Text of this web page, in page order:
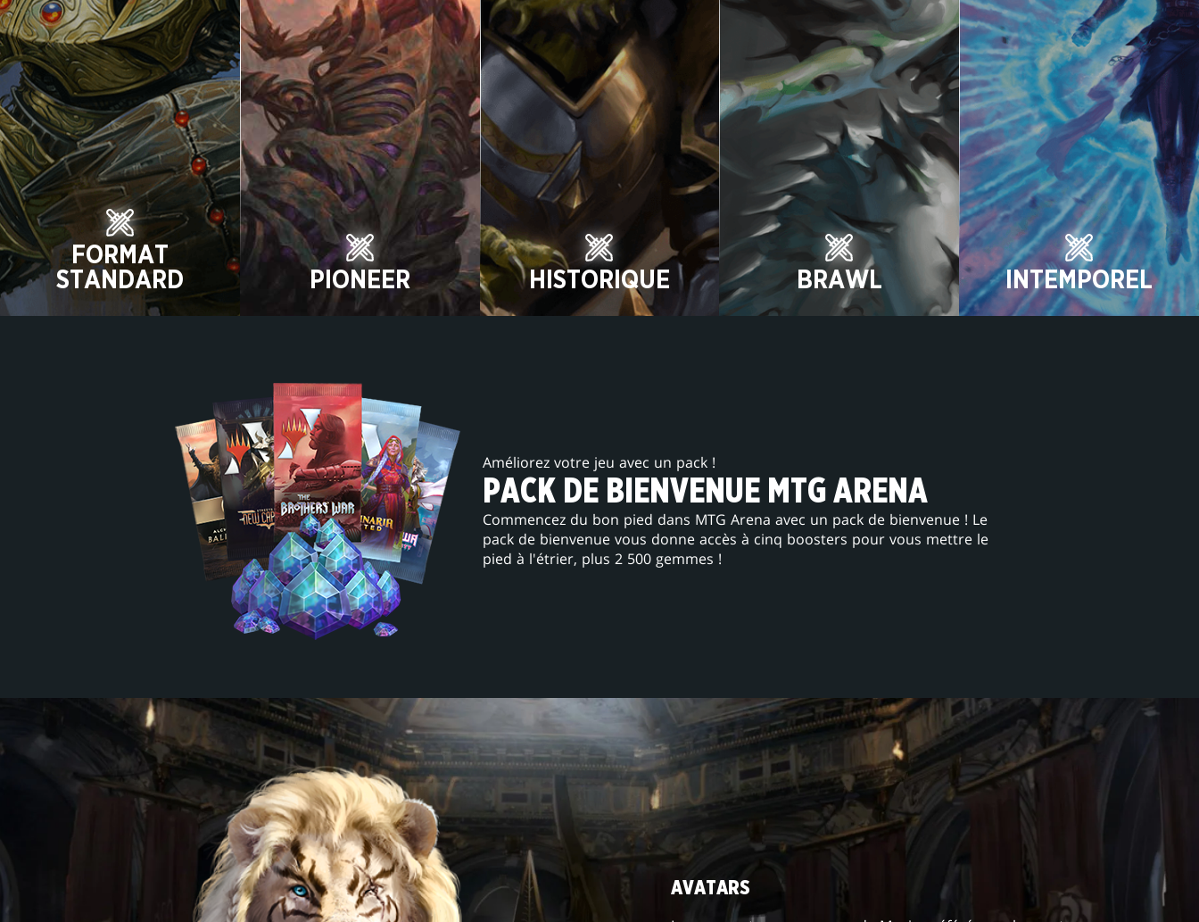
FORMAT
STANDARD
PIONEER HISTORIQUE BRAWL INTEMPOREL
Améliorez votre jeu avec un pack !
PACK DE BIENVENUE MTG ARENA
Commencez du bon pied dans MTG Arena avec un pack de bienvenue ! Le
pack de bienvenue vous donne accès à cinq boosters pour vous mettre le
pied à l'étrier, plus 2 500 gemmes !
AVATARS